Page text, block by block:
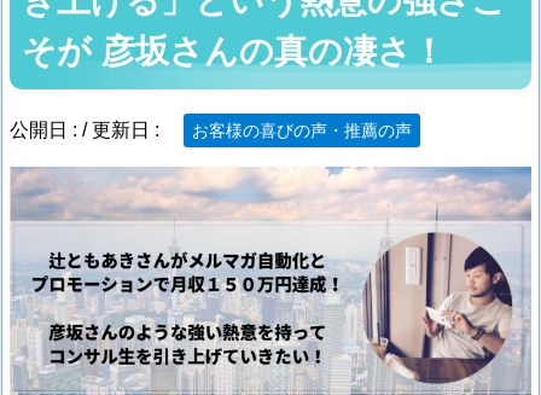
そが 彦坂さんの真の凄さ！
公開日 : / 更新日 : お客様の喜びの声・推薦の声